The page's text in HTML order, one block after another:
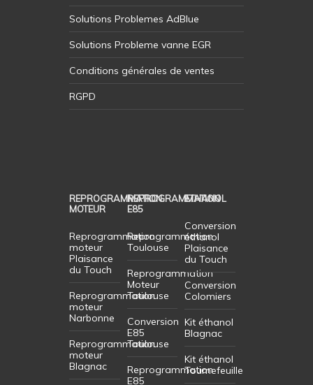
Solutions Problemes AdBlue
Solutions Probleme vanne EGR
Conditions générales de ventes
RGPD
REPROGRAMMATION
MOTEUR
Reprogrammation
moteur
Plaisance
du Touch
Reprogrammation
moteur
Narbonne
Reprogrammation
moteur
Blagnac
REPROGRAMMATION
E85
Reprogrammation
Toulouse
Reprogrammation
Moteur
Toulouse
Conversion
E85
Toulouse
Reprogrammation
E85
ETHANOL
Conversion
éthanol
Plaisance
du Touch
Conversion
Colomiers
Kit éthanol
Blagnac
Kit éthanol
Tournefeuille